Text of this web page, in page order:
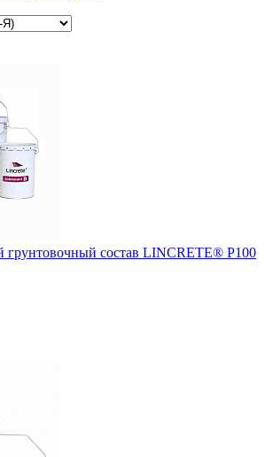
грунтовочный состав LINCRETE® P100